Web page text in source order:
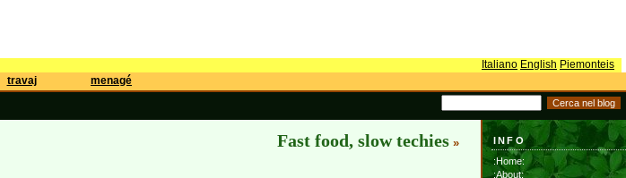
Italiano English Piemonteis
travaj menagé
Fast food, slow techies »
INFO
:Home:
:About: